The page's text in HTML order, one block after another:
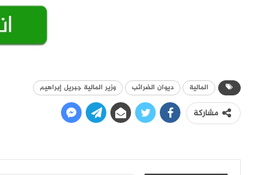
المالية ديوان الضرائب وزير المالية جبريل إبراهيم
مشاركة